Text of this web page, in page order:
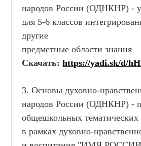
народов России (ОДНКНР) -
для 5-6 классов
другие
предметные области знания
Скачать:https://yadi.sk/d/
3. Основы духовно-
народов России (ОДНКНР) -
общешкольных тематических
в рамках духовно-